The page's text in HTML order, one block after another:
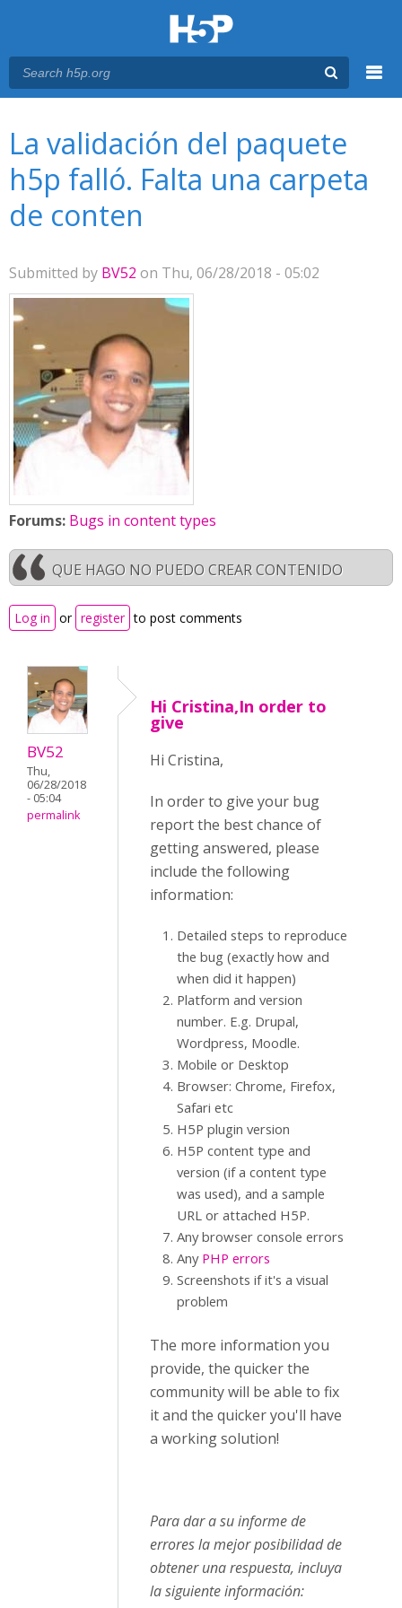
La validación del paquete
h5p falló. Falta una carpeta
de conten
Submitted by BV52 on Thu, 06/28/2018 - 05:02
Forums: Bugs in content types
QUE HAGO NO PUEDO CREAR CONTENIDO
Log in or register to post comments
BV52
Thu,
06/28/2018
- 05:04
permalink
Hi Cristina,In order to
give
Hi Cristina,
In order to give your bug
report the best chance of
getting answered, please
include the following
information:
Detailed steps to reproduce
the bug (exactly how and
when did it happen)
Platform and version
number. E.g. Drupal,
Wordpress, Moodle.
Mobile or Desktop
Browser: Chrome, Firefox,
Safari etc
H5P plugin version
H5P content type and
version (if a content type
was used), and a sample
URL or attached H5P.
Any browser console errors
Any PHP errors
Screenshots if it's a visual
problem
The more information you
provide, the quicker the
community will be able to fix
it and the quicker you'll have
a working solution!
Para dar a su informe de
errores la mejor posibilidad de
obtener una respuesta, incluya
la siguiente información: